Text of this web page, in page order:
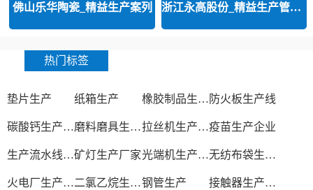
佛山乐华陶瓷_精益生产案列 浙江永高股份_精益生产管理咨询案
热门标签
垫片生产 纸箱生产 橡胶制品生产厂 防火板生产线
碳酸钙生产设备 磨料磨具生产厂家 拉丝机生产厂家疫苗生产企业
生产流水线设备矿灯生产厂家 光端机生产厂家 无纺布袋生产厂家
火电厂生产过程 二氯乙烷生产厂家钢管生产 接触器生产厂家